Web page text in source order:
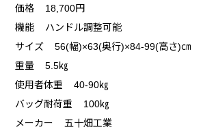
価格 18,700円
機能 ハンドル調整可能
サイズ 56(幅)×63(奥行)×84-99(高さ)㎝
重量 5.5㎏
使用者体重 40-90㎏
バッグ耐荷重 100㎏
メーカー 五十畑工業